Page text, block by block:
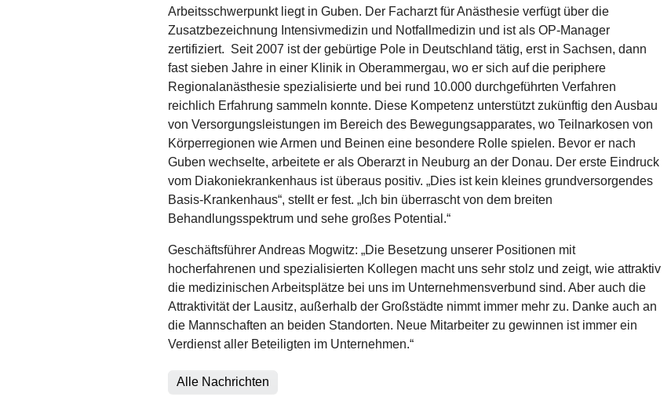
Arbeitsschwerpunkt liegt in Guben. Der Facharzt für Anästhesie verfügt über die
Zusatzbezeichnung Intensivmedizin und Notfallmedizin und ist als OP-Manager
zertifiziert. Seit 2007 ist der gebürtige Pole in Deutschland tätig, erst in Sachsen, dann
fast sieben Jahre in einer Klinik in Oberammergau, wo er sich auf die periphere
Regionalanästhesie spezialisierte und bei rund 10.000 durchgeführten Verfahren
reichlich Erfahrung sammeln konnte. Diese Kompetenz unterstützt zukünftig den Ausbau
von Versorgungsleistungen im Bereich des Bewegungsapparates, wo Teilnarkosen von
Körperregionen wie Armen und Beinen eine besondere Rolle spielen. Bevor er nach
Guben wechselte, arbeitete er als Oberarzt in Neuburg an der Donau. Der erste Eindruck
vom Diakoniekrankenhaus ist überaus positiv. „Dies ist kein kleines grundversorgendes
Basis-Krankenhaus“, stellt er fest. „Ich bin überrascht von dem breiten
Behandlungsspektrum und sehe großes Potential.“
Geschäftsführer Andreas Mogwitz: „Die Besetzung unserer Positionen mit
hocherfahrenen und spezialisierten Kollegen macht uns sehr stolz und zeigt, wie attraktiv
die medizinischen Arbeitsplätze bei uns im Unternehmensverbund sind. Aber auch die
Attraktivität der Lausitz, außerhalb der Großstädte nimmt immer mehr zu. Danke auch an
die Mannschaften an beiden Standorten. Neue Mitarbeiter zu gewinnen ist immer ein
Verdienst aller Beteiligten im Unternehmen.“
Alle Nachrichten